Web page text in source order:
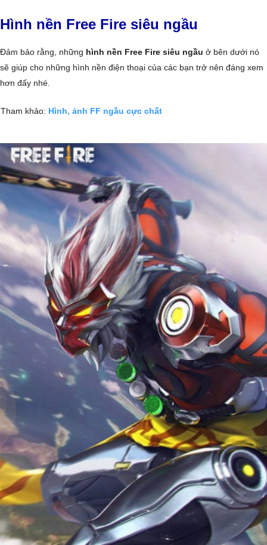
Hình nền Free Fire siêu ngầu
Đảm bảo rằng, những hình nền Free Fire siêu ngầu ở bên dưới nó
sẽ giúp cho những hình nền điện thoại của các bạn trở nên đáng xem
hơn đấy nhé.
Tham khảo: Hình, ảnh FF ngầu cực chất